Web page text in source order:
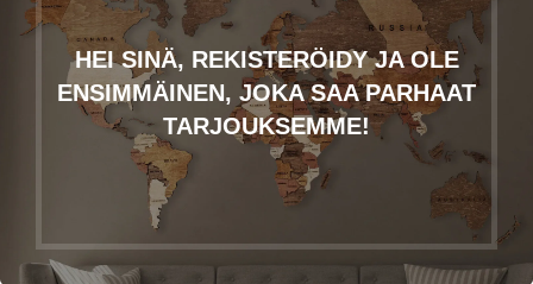
HEI SINÄ, REKISTERÖIDY JA OLE
ENSIMMÄINEN, JOKA SAA PARHAAT
TARJOUKSEMME!